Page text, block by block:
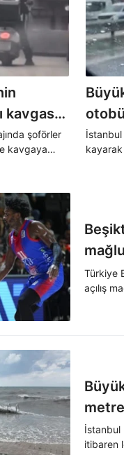
şoförler
kavgaya
kayarak
Türkiye
açılış
İstanbul
itibaren